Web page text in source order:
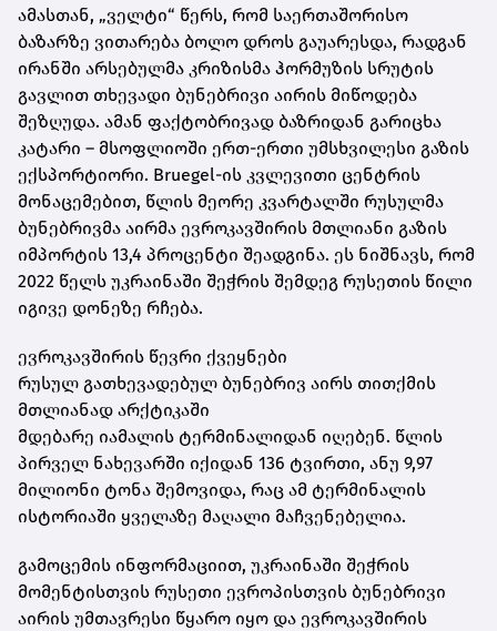
ამასთან, „ველტი“ წერს, რომ საერთაშორისო
ბაზარზე ვითარება ბოლო დროს გაუარესდა, რადგან
ირანში არსებულმა კრიზისმა ჰორმუზის სრუტის
გავლით თხევადი ბუნებრივი აირის მიწოდება
შეზღუდა. ამან ფაქტობრივად ბაზრიდან გარიცხა
კატარი – მსოფლიოში ერთ-ერთი უმსხვილესი გაზის
ექსპორტიორი. Bruegel-ის კვლევითი ცენტრის
მონაცემებით, წლის მეორე კვარტალში რუსულმა
ბუნებრივმა აირმა ევროკავშირის მთლიანი გაზის
იმპორტის 13,4 პროცენტი შეადგინა. ეს ნიშნავს, რომ
2022 წელს უკრაინაში შეჭრის შემდეგ რუსეთის წილი
იგივე დონეზე რჩება.
ევროკავშირის წევრი ქვეყნები
რუსულ გათხევადებულ ბუნებრივ აირს თითქმის
მთლიანად არქტიკაში
მდებარე იამალის ტერმინალიდან იღებენ. წლის
პირველ ნახევარში იქიდან 136 ტვირთი, ანუ 9,97
მილიონი ტონა შემოვიდა, რაც ამ ტერმინალის
ისტორიაში ყველაზე მაღალი მაჩვენებელია.
გამოცემის ინფორმაციით, უკრაინაში შეჭრის
მომენტისთვის რუსეთი ევროპისთვის ბუნებრივი
აირის უმთავრესი წყარო იყო და ევროკავშირის